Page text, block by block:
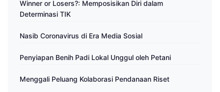
Winner or Losers?: Memposisikan Diri dalam
Determinasi TIK
Nasib Coronavirus di Era Media Sosial
Penyiapan Benih Padi Lokal Unggul oleh Petani
Menggali Peluang Kolaborasi Pendanaan Riset